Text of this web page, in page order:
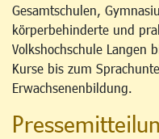
Gesamtschulen,
körperbehinderte und
Volkshochschule Langen
Kurse bis zum
Erwachsenenbildung.